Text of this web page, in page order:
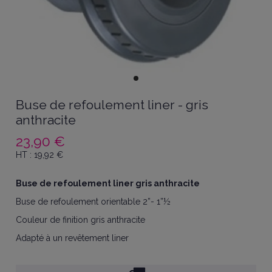
Buse de refoulement liner - gris
anthracite
23,90 €
HT : 19,92€
Buse de refoulement liner gris anthracite
Buse de refoulement orientable 2”- 1”½
Couleur de finition gris anthracite
Adapté à un revêtement liner